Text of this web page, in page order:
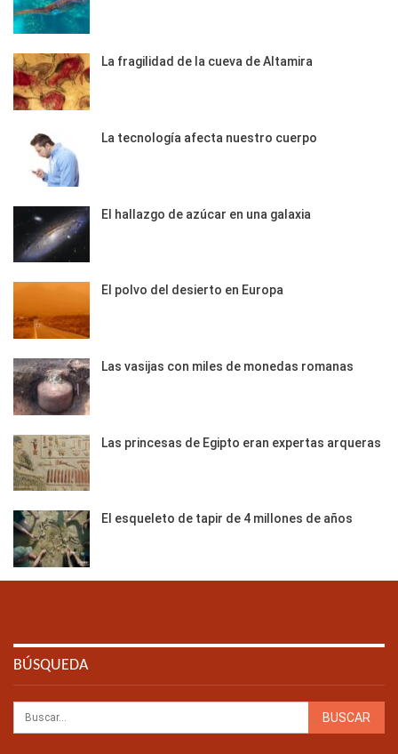
La fragilidad de la cueva de Altamira
La tecnología afecta nuestro cuerpo
El hallazgo de azúcar en una galaxia
El polvo del desierto en Europa
Las vasijas con miles de monedas romanas
Las princesas de Egipto eran expertas arqueras
El esqueleto de tapir de 4 millones de años
BÚSQUEDA